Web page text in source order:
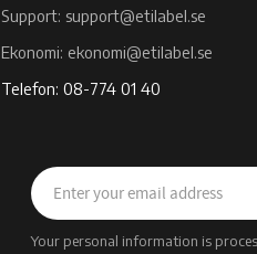
Support: support@etilabel.se
Ekonomi: ekonomi@etilabel.se
Telefon: 08-774 01 40
Your personal information is